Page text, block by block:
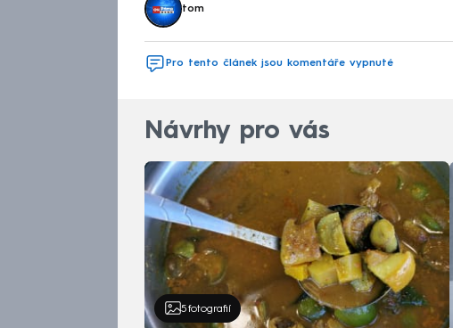
tom
Pro tento článek jsou komentáře vypnuté
Návrhy pro vás
5 fotografií